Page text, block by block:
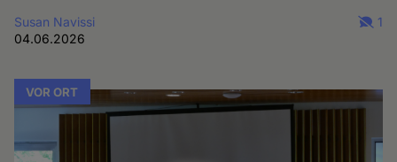
Susan Navissi
04.06.2026
1
VOR ORT